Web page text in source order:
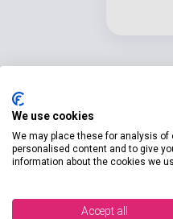
Termékjellemzők
Szerző
We use cookies
We may place these for analysis
personalised content and to give
information about the cookies we
Accept all